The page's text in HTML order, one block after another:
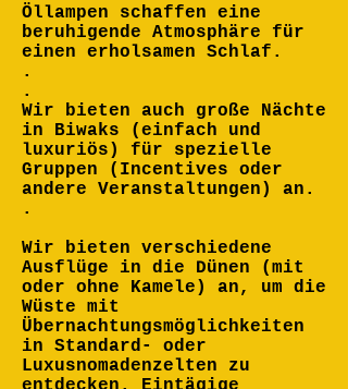
Öllampen schaffen eine
beruhigende Atmosphäre für
einen erholsamen Schlaf.
.
.
Wir bieten auch große Nächte
in Biwaks (einfach und
luxuriös) für spezielle
Gruppen (Incentives oder
andere Veranstaltungen) an.
.
Wir bieten verschiedene
Ausflüge in die Dünen (mit
oder ohne Kamele) an, um die
Wüste mit
Übernachtungsmöglichkeiten
in Standard- oder
Luxusnomadenzelten zu